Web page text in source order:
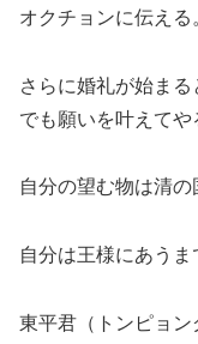
オクチョンに伝える
さらに婚礼が始ま
でも願いを叶えてや
自分の望む物は清の
自分は王様にあうま
東平君（トンピョ